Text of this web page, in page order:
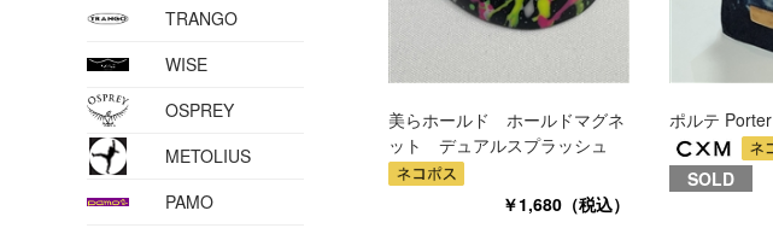
TRANGO
WISE
OSPREY
METOLIUS
PAMO
美らホールド ホールドマグネ
ット デュアルスプラッシュ
￥1,680（税込）
ポルテ Porter
SOLD